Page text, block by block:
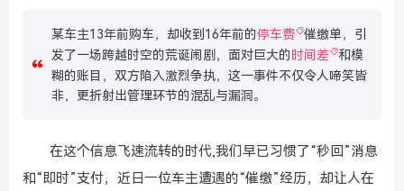
某车主13年前购车，却收到16年前的停车费
催缴单，引
发了一场跨越时空的荒诞闹剧，面对巨大的时间差
和模
糊的账目，双方陷入激烈争执，这一事件不仅令人啼笑皆
非，更折射出管理环节的混乱与漏洞。
在这个信息飞速流转的时代,我们早已习惯了“秒回”消息
和“即时”支付，近日一位车主遭遇的“催缴”经历，却让人在